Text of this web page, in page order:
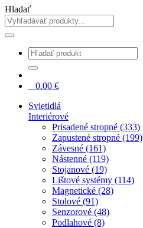
Hladať
0.00 €
Svietidlá
Interiérové
Prisadené stropné (333)
Zapustené stropné (199)
Závesné (161)
Nástenné (119)
Stojanové (19)
Lištové systémy (114)
Magnetické (28)
Stolové (91)
Senzorové (48)
Podlahové (8)